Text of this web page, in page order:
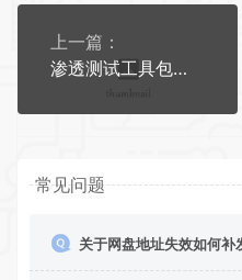
上一篇：
渗透测试工具包（安全测试使用 一定要虚拟机里防止有后门木马）
常见问题
关于网盘地址失效如何